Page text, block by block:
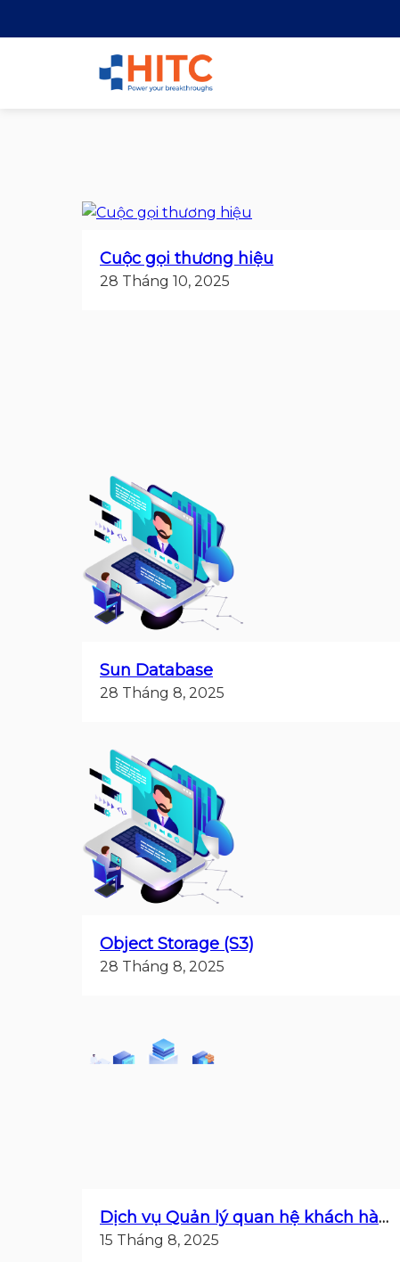
Cuộc gọi thương hiệu
28 Tháng 10, 2025
Sun Database
28 Tháng 8, 2025
Object Storage (S3)
28 Tháng 8, 2025
Dịch vụ Quản lý quan hệ khách hàng
15 Tháng 8, 2025